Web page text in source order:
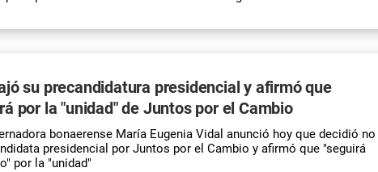
su precandidatura presidencial y afirmó que
por la "unidad" de Juntos por el Cambio
bonaerense María Eugenia Vidal anunció hoy que decidió no
presidencial por Juntos por el Cambio y afirmó que "seguirá
por la "unidad"